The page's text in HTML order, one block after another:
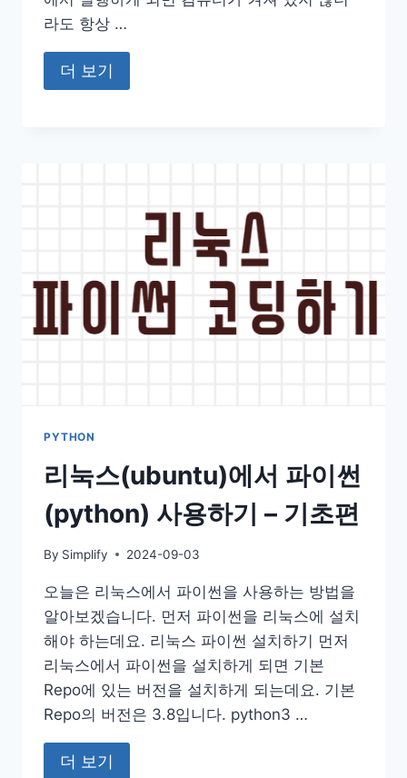
라도 항상 …
더 보기
PYTHON
리눅스(ubuntu)에서 파이썬
(python) 사용하기 – 기초편
By Simplify 2024-09-03
오늘은 리눅스에서 파이썬을 사용하는 방법을
알아보겠습니다. 먼저 파이썬을 리눅스에 설치
해야 하는데요. 리눅스 파이썬 설치하기 먼저
리눅스에서 파이썬을 설치하게 되면 기본
Repo에 있는 버전을 설치하게 되는데요. 기본
Repo의 버전은 3.8입니다. python3 …
더 보기